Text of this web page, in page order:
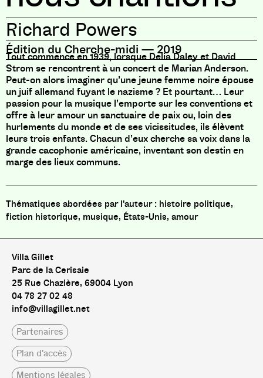
Richard Powers
Édition du Cherche-midi — 2019
Tout commence en 1939, lorsque Delia Daley et David
Strom se rencontrent à un concert de Marian Anderson.
Peut-on alors imaginer qu’une jeune femme noire épouse
un juif allemand fuyant le nazisme ? Et pourtant… Leur
passion pour la musique l’emporte sur les conventions et
offre à leur amour un sanctuaire de paix ou, loin des
hurlements du monde et de ses vicissitudes, ils élèvent
leurs trois enfants. Chacun d’eux cherche sa voix dans la
grande cacophonie américaine, inventant son destin en
marge des lieux communs.
histoire politique,
fiction historique, musique, États-Unis, amour
Villa Gillet
Parc de la Cerisaie
25 Rue Chazière, 69004 Lyon
04 78 27 02 48
info@villagillet.net
Partenaires
Plan d'accès
Mentions légales